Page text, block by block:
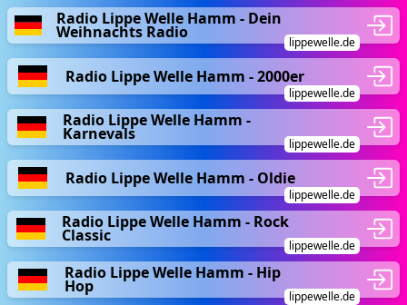
Radio Lippe Welle Hamm - Dein
Weihnachts Radio
lippewelle.de
Radio Lippe Welle Hamm - 2000er
lippewelle.de
Radio Lippe Welle Hamm -
Karnevals
lippewelle.de
Radio Lippe Welle Hamm - Oldie
lippewelle.de
Radio Lippe Welle Hamm - Rock
Classic
lippewelle.de
Radio Lippe Welle Hamm - Hip
Hop
lippewelle.de